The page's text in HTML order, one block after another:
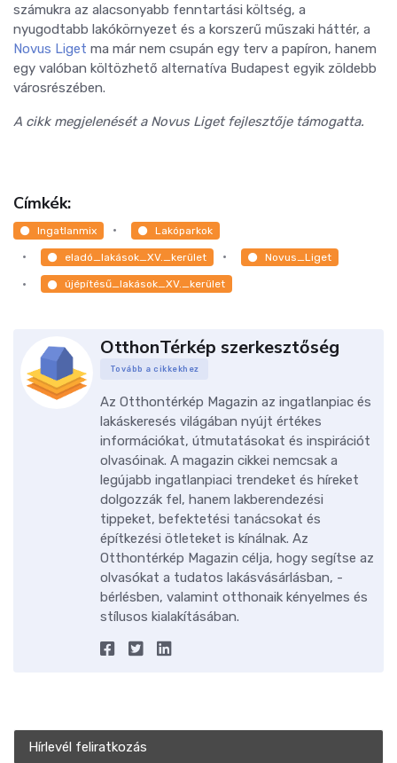
számukra az alacsonyabb fenntartási költség, a
nyugodtabb lakókörnyezet és a korszerű műszaki háttér, a
Novus Liget ma már nem csupán egy terv a papíron, hanem
egy valóban költözhető alternatíva Budapest egyik zöldebb
városrészében.
A cikk megjelenését a Novus Liget fejlesztője támogatta.
Címkék:
Ingatlanmix Lakóparkok
eladó_lakások_XV._kerület Novus_Liget
újépítésű_lakások_XV._kerület
OtthonTérkép szerkesztőség
Tovább a cikkekhez
Az Otthontérkép Magazin az ingatlanpiac és
lakáskeresés világában nyújt értékes
információkat, útmutatásokat és inspirációt
olvasóinak. A magazin cikkei nemcsak a
legújabb ingatlanpiaci trendeket és híreket
dolgozzák fel, hanem lakberendezési
tippeket, befektetési tanácsokat és
építkezési ötleteket is kínálnak. Az
Otthontérkép Magazin célja, hogy segítse az
olvasókat a tudatos lakásvásárlásban, -
bérlésben, valamint otthonaik kényelmes és
stílusos kialakításában.
Hírlevél feliratkozás